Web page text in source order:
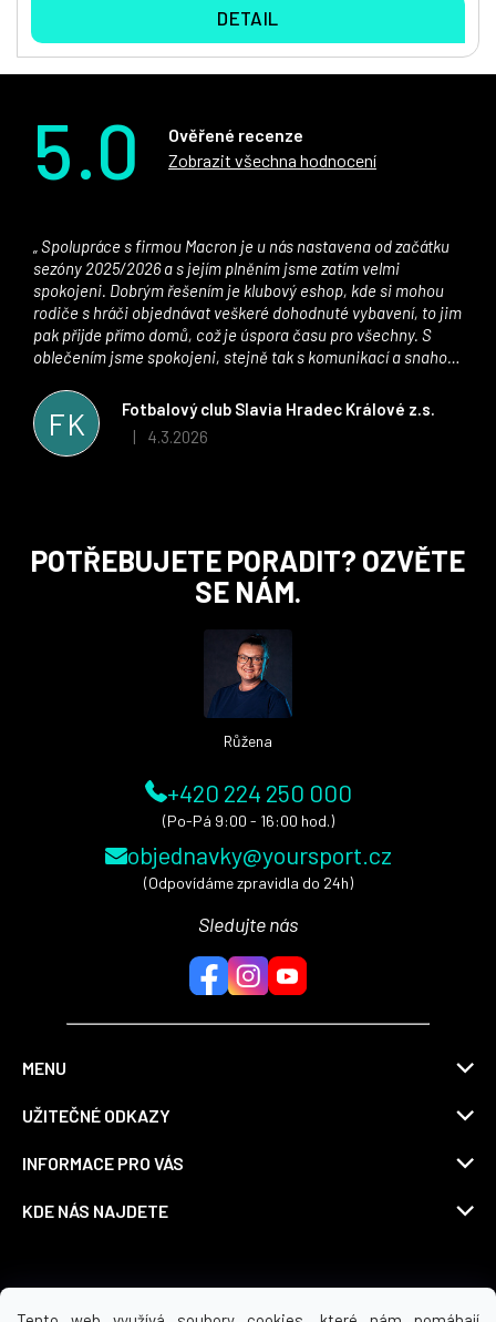
DETAIL
5.0
Ověřené recenze
Zobrazit všechna hodnocení
FK
Fotbalový club Slavia Hradec Králové z.s.
Hodnocení obchodu je 5 z 5 hvězdiček.
| 4.3.2026
sezóny 2025/2026 a s jejím plněním jsme zatím velmi
spokojeni. Dobrým řešením je klubový eshop, kde si mohou
rodiče s hráči objednávat veškeré dohodnuté vybavení, to jim
pak přijde přímo domů, což je úspora času pro všechny. S
oblečením jsme spokojeni, stejně tak s komunikací a snahou
stran. Věříme, že v tomto duchu bude spolupráce pokračovat
i nadále, nyní už začínáme řešit i první sady dresů ;)
POTŘEBUJETE PORADIT? OZVĚTE
SE NÁM.
Růžena
+420 224 250 000
(Po-Pá 9:00 - 16:00 hod.)
objednavky@yoursport.cz
(Odpovídáme zpravidla do 24h)
Sledujte nás
MENU
UŽITEČNÉ ODKAZY
INFORMACE PRO VÁS
KDE NÁS NAJDETE
Možnosti dopravy